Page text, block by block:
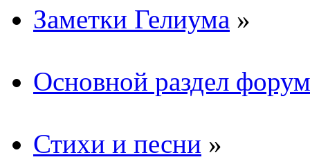
Заметки Гелиума »
Основной раздел
Стихи и песни »